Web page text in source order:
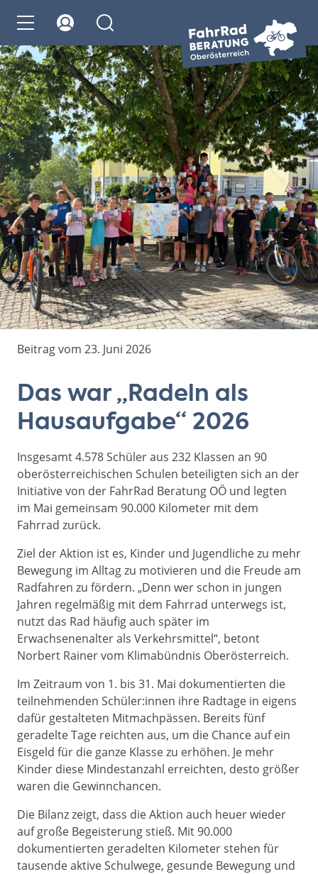
Beitrag vom 23. Juni 2026
Das war „Radeln als
Hausaufgabe“ 2026
Insgesamt 4.578 Schüler aus 232 Klassen an 90
oberösterreichischen Schulen beteiligten sich an der
Initiative von der FahrRad Beratung OÖ und legten
im Mai gemeinsam 90.000 Kilometer mit dem
Fahrrad zurück.
Ziel der Aktion ist es, Kinder und Jugendliche zu mehr
Bewegung im Alltag zu motivieren und die Freude am
Radfahren zu fördern. „Denn wer schon in jungen
Jahren regelmäßig mit dem Fahrrad unterwegs ist,
nutzt das Rad häufig auch später im
Erwachsenenalter als Verkehrsmittel“, betont
Norbert Rainer vom Klimabündnis Oberösterreich.
Im Zeitraum von 1. bis 31. Mai dokumentierten die
teilnehmenden Schüler:innen ihre Radtage in eigens
dafür gestalteten Mitmachpässen. Bereits fünf
geradelte Tage reichten aus, um die Chance auf ein
Eisgeld für die ganze Klasse zu erhöhen. Je mehr
Kinder diese Mindestanzahl erreichten, desto größer
waren die Gewinnchancen.
Die Bilanz zeigt, dass die Aktion auch heuer wieder
auf große Begeisterung stieß. Mit 90.000
dokumentierten geradelten Kilometer stehen für
tausende aktive Schulwege, gesunde Bewegung und